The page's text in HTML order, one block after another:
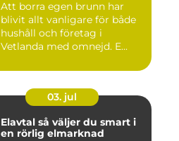
Att borra egen brunn har
blivit allt vanligare för både
hushåll och företag i
Vetlanda med omnejd. E...
03. jul
Elavtal så väljer du smart i
en rörlig elmarknad